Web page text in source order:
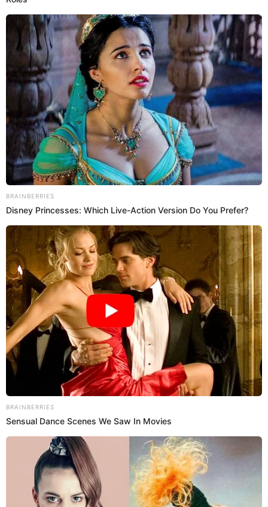
23 Ago 2024 | 9:26 h
Esposo de Olinda Castañeda manda dura
advertencia por vincularla a Christian Cueva y
ella reacciona: "Dios los bendiga"
Christian Marcial saca cara para defender a su esposa Olinda
Castañeda de ser señalada por un supuesto amorío con Christian
Cueva que ella ha negado.
Mary Ann Antunez Cueva
Olinda Castañeda
07 Ago 2024 | 17:36 h
Olinda Castañeda genera reacciones tras revelar
sueño con Dios: "Al usar ropa unisex se pierde
comunicación con Él"